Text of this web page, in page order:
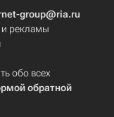
group@ria.ru
рекламы
обо всех
обратной